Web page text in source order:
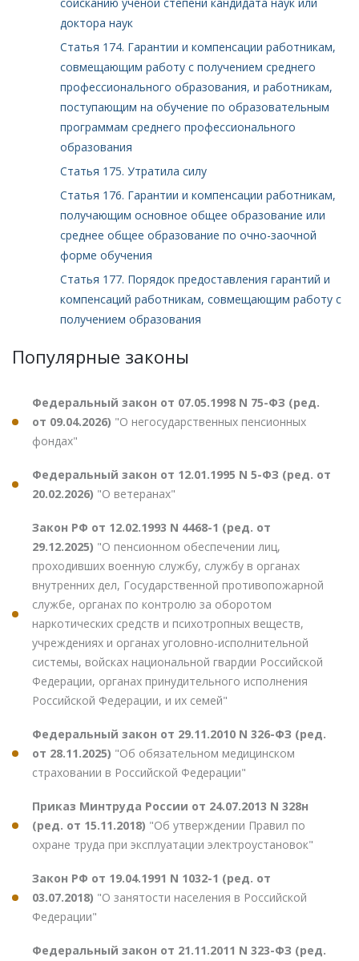
доктора наук
Статья 174. Гарантии и компенсации работникам,
совмещающим работу с получением среднего
профессионального образования, и работникам,
поступающим на обучение по образовательным
программам среднего профессионального
образования
Статья 175. Утратила силу
Статья 176. Гарантии и компенсации работникам,
получающим основное общее образование или
среднее общее образование по очно-заочной
форме обучения
Статья 177. Порядок предоставления гарантий и
компенсаций работникам, совмещающим работу с
получением образования
Популярные законы
Федеральный закон от 07.05.1998 N 75-ФЗ (ред.
от 09.04.2026) "О негосударственных пенсионных
фондах"
Федеральный закон от 12.01.1995 N 5-ФЗ (ред. от
20.02.2026) "О ветеранах"
Закон РФ от 12.02.1993 N 4468-1 (ред. от
29.12.2025) "О пенсионном обеспечении лиц,
проходивших военную службу, службу в органах
внутренних дел, Государственной противопожарной
службе, органах по контролю за оборотом
наркотических средств и психотропных веществ,
учреждениях и органах уголовно-исполнительной
системы, войсках национальной гвардии Российской
Федерации, органах принудительного исполнения
Российской Федерации, и их семей"
Федеральный закон от 29.11.2010 N 326-ФЗ (ред.
от 28.11.2025) "Об обязательном медицинском
страховании в Российской Федерации"
Приказ Минтруда России от 24.07.2013 N 328н
(ред. от 15.11.2018) "Об утверждении Правил по
охране труда при эксплуатации электроустановок"
Закон РФ от 19.04.1991 N 1032-1 (ред. от
03.07.2018) "О занятости населения в Российской
Федерации"
Федеральный закон от 21.11.2011 N 323-ФЗ (ред.